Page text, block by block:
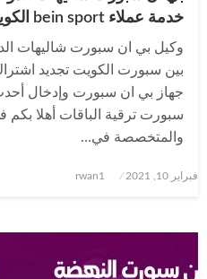
خدمة عملاء bein sport الكويت
وكيل بي ان سبورت شاليهات
جهاز بي ان سبورت وإدخال
سبورت ترقية الباقات أهلا بكم
والمتخصصة في…
نُشر
فبراير 10, 2021 rwan1